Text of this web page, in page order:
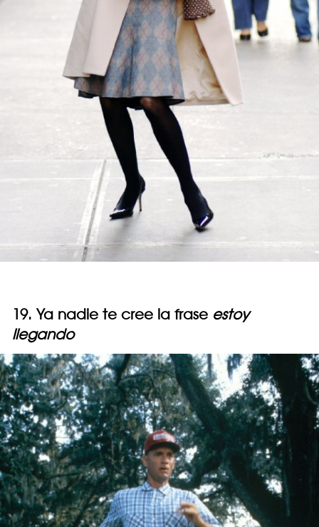
19. Ya nadie te cree la frase estoy
llegando